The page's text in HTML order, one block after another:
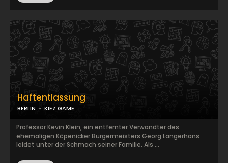
Haftentlassung
BERLIN KIEZ GAME
Professor Kevin Klein, ein entfernter Verwandter des
ehemaligen Köpenicker Bürgermeisters Georg Langerhans
leidet unter der Schmach seiner Familie. Als ...